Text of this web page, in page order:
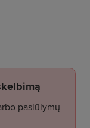
pasiūlymų